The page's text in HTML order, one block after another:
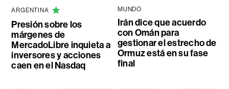
ARGENTINA
Presión sobre los
márgenes de
MercadoLibre inquieta a
inversores y acciones
caen en el Nasdaq
MUNDO
Irán dice que acuerdo
con Omán para
gestionar el estrecho de
Ormuz está en su fase
final